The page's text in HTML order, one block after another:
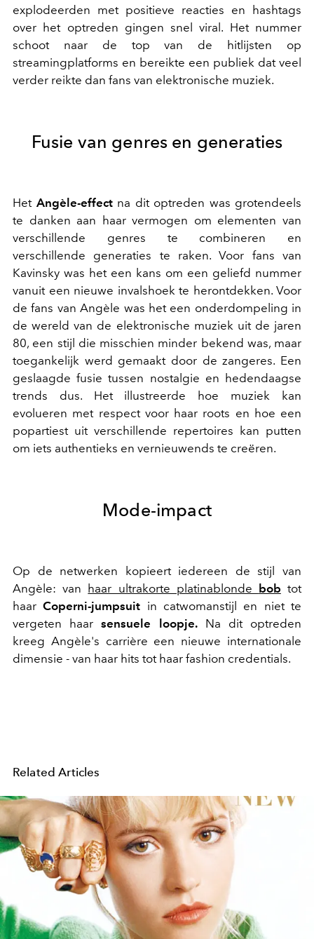
explodeerden met positieve reacties en hashtags
over het optreden gingen snel viral. Het nummer
schoot naar de top van de hitlijsten op
streamingplatforms en bereikte een publiek dat veel
verder reikte dan fans van elektronische muziek.
Fusie van genres en generaties
Het Angèle-effectna dit optreden was grotendeels
te danken aan haar vermogen om elementen van
verschillende genres te combineren en
verschillende generaties te raken. Voor fans van
Kavinsky was het een kans om een geliefd nummer
vanuit een nieuwe invalshoek te herontdekken. Voor
de fans van Angèle was het een onderdompeling in
de wereld van de elektronische muziek uit de jaren
80, een stijl die misschien minder bekend was, maar
toegankelijk werd gemaakt door de zangeres. Een
geslaagde fusie tussen nostalgie en hedendaagse
trends dus. Het illustreerde hoe muziek kan
evolueren met respect voor haar roots en hoe een
popartiest uit verschillende repertoires kan putten
om iets authentieks en vernieuwends te creëren.
Mode-impact
Op de netwerken kopieert iedereen de stijl van
Angèle: van haar ultrakorte platinablonde bob tot
haarCoperni-jumpsuit in catwomanstijl en niet te
vergeten haarsensuele loopje.Na dit optreden
kreeg Angèle's carrière een nieuwe internationale
dimensie - van haar hits tot haar fashion credentials.
Related Articles